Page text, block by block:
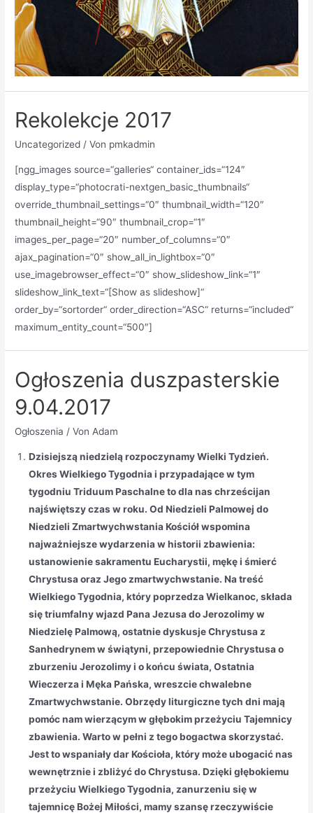
Rekolekcje 2017
Uncategorized / Von pmkadmin
[ngg_images source=“galleries“ container_ids=“124″
display_type=“photocrati-nextgen_basic_thumbnails“
override_thumbnail_settings=“0″ thumbnail_width=“120″
thumbnail_height=“90″ thumbnail_crop=“1″
images_per_page=“20″ number_of_columns=“0″
ajax_pagination=“0″ show_all_in_lightbox=“0″
use_imagebrowser_effect=“0″ show_slideshow_link=“1″
slideshow_link_text=“[Show as slideshow]“
order_by=“sortorder“ order_direction=“ASC“ returns=“included“
maximum_entity_count=“500″]
Ogłoszenia duszpasterskie
9.04.2017
Ogłoszenia / Von Adam
Dzisiejszą niedzielą rozpoczynamy Wielki Tydzień.
Okres Wielkiego Tygodnia i przypadające w tym
tygodniu Triduum Paschalne to dla nas chrześcijan
najświętszy czas w roku. Od Niedzieli Palmowej do
Niedzieli Zmartwychwstania Kościół wspomina
najważniejsze wydarzenia w historii zbawienia:
ustanowienie sakramentu Eucharystii, mękę i śmierć
Chrystusa oraz Jego zmartwychwstanie. Na treść
Wielkiego Tygodnia, który poprzedza Wielkanoc, składa
się triumfalny wjazd Pana Jezusa do Jerozolimy w
Niedzielę Palmową, ostatnie dyskusje Chrystusa z
Sanhedrynem w świątyni, przepowiednie Chrystusa o
zburzeniu Jerozolimy i o końcu świata, Ostatnia
Wieczerza i Męka Pańska, wreszcie chwalebne
Zmartwychwstanie. Obrzędy liturgiczne tych dni mają
pomóc nam wierzącym w głębokim przeżyciu Tajemnicy
zbawienia. Warto w pełni z tego bogactwa skorzystać.
Jest to wspaniały dar Kościoła, który może ubogacić nas
wewnętrznie i zbliżyć do Chrystusa. Dzięki głębokiemu
przeżyciu Wielkiego Tygodnia, zanurzeniu się w
tajemnicę Bożej Miłości, mamy szansę rzeczywiście